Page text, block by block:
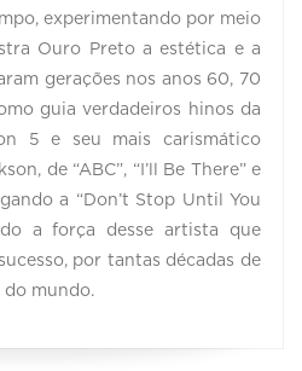
experimentando por meio
Ouro Preto a estética e a
gerações nos anos 60, 70
guia verdadeiros hinos da
5 e seu mais carismático
de “ABC”, “I’ll Be There” e
a “Don’t Stop Until You
a força desse artista que
por tantas décadas de
do mundo.